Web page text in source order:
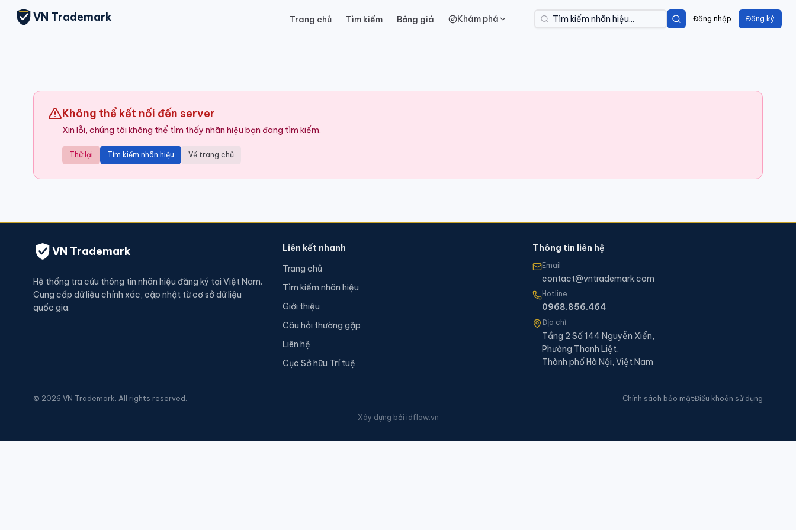
VN Trademark Trang chủ Tìm kiếm Bảng giá Khám phá Đăng nhập Đăng ký
Không thể kết nối đến server
Xin lỗi, chúng tôi không thể tìm thấy nhãn hiệu bạn đang tìm kiếm.
Thử lại Tìm kiếm nhãn hiệu Về trang chủ
VN Trademark
Hệ thống tra cứu thông tin nhãn hiệu đăng ký tại Việt Nam.
Cung cấp dữ liệu chính xác, cập nhật từ cơ sở dữ liệu
quốc gia.
Liên kết nhanh
Trang chủ
Tìm kiếm nhãn hiệu
Giới thiệu
Câu hỏi thường gặp
Liên hệ
Cục Sở hữu Trí tuệ
Thông tin liên hệ
Email
contact@vntrademark.com
Hotline
0968.856.464
Địa chỉ
Tầng 2 Số 144 Nguyễn Xiển,
Phường Thanh Liệt,
Thành phố Hà Nội, Việt Nam
© 2026 VN Trademark. All rights reserved. Chính sách bảo mậtĐiều khoản sử dụng
Xây dựng bởi idflow.vn